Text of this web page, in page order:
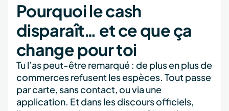
Pourquoi le cash
disparaît… et ce que ça
change pour toi
Tu l’as peut-être remarqué : de plus en plus de
commerces refusent les espèces. Tout passe
par carte, sans contact, ou via une
application. Et dans les discours officiels,